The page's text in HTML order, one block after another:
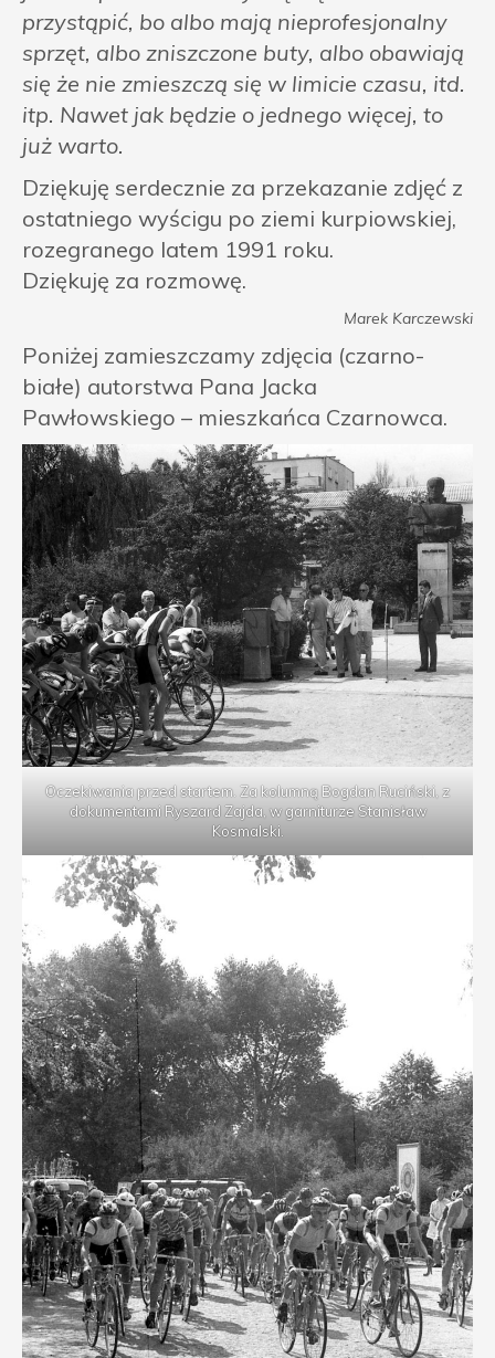
przystąpić, bo albo mają nieprofesjonalny
sprzęt, albo zniszczone buty, albo obawiają
się że nie zmieszczą się w limicie czasu, itd.
itp. Nawet jak będzie o jednego więcej, to
już warto.
Dziękuję serdecznie za przekazanie zdjęć z
ostatniego wyścigu po ziemi kurpiowskiej,
rozegranego latem 1991 roku.
Dziękuję za rozmowę.
Marek Karczewski
Poniżej zamieszczamy zdjęcia (czarno-
białe) autorstwa Pana Jacka
Pawłowskiego – mieszkańca Czarnowca.
Oczekiwania przed startem. Za kolumną Bogdan Ruciński, z
dokumentami Ryszard Zajda, w garniturze Stanisław
Kosmalski.